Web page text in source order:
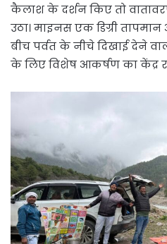
कैलाश के दर्शन किए तो
उठा। माइनस एक डिग्री
बीच पर्वत के नीचे दिखाई देने
के लिए विशेष आकर्षण का केंद्र